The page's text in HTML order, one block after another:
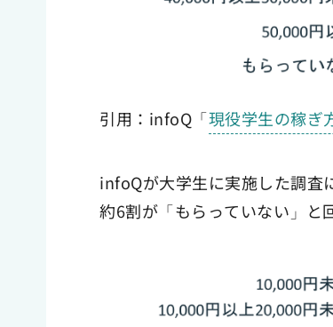
引用：infoQ「現役学生の稼ぎ
infoQが大学生に実施した調査
約6割が「もらっていない」と